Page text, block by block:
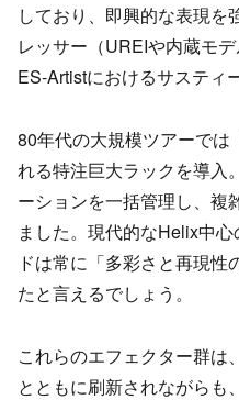
しており、即興的な表現を
レッサー（UREIや内蔵モ
ES-Artistにおけるサスティ
80年代の大規模ツアーで
れる特注巨大ラックを導入
ーションを一括管理し、複
ました。現代的なHelix中
ドは常に「多彩さと再現性
たと言えるでしょう。
これらのエフェクター群は
とともに刷新されながらも